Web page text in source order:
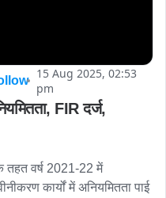
15 Aug 2025, 02:53
pm
FIR दर्ज,
तहत वर्ष 2021-22 में
कार्यों में अनियमितता पाई